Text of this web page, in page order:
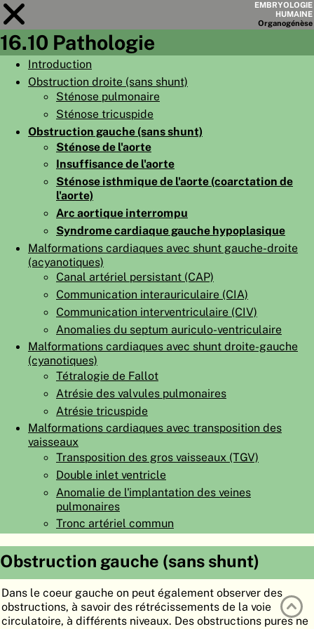
EMBRYOLOGIE
HUMAINE
Organogénèse
Module16
LISTE DES CHAPITRES
ACCUEIL
EMBRYO
ORGANOGÉNÈSE
ATLASEMBRYOLOGY
DE
16.10 Pathologie
Introduction
Obstruction droite (sans shunt)
Sténose pulmonaire
Sténose tricuspide
Obstruction gauche (sans shunt)
Sténose de l'aorte
Insuffisance de l'aorte
Sténose isthmique de l'aorte (coarctation de
l'aorte)
Arc aortique interrompu
Syndrome cardiaque gauche hypoplasique
Malformations cardiaques avec shunt gauche-droite
(acyanotiques)
Canal artériel persistant (CAP)
Communication interauriculaire (CIA)
Communication interventriculaire (CIV)
Anomalies du septum auriculo-ventriculaire
Malformations cardiaques avec shunt droite-gauche
(cyanotiques)
Tétralogie de Fallot
Atrésie des valvules pulmonaires
Atrésie tricuspide
Malformations cardiaques avec transposition des
vaisseaux
Transposition des gros vaisseaux (TGV)
Double inlet ventricle
Anomalie de l'implantation des veines
pulmonaires
Tronc artériel commun
Obstruction gauche (sans shunt)
Dans le coeur gauche on peut également observer des
obstructions, à savoir des rétrécissements de la voie
circulatoire, à différents niveaux. Des obstructions pures ne